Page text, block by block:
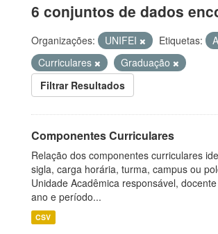
6 conjuntos de dados
Organizações: UNIFEI Etiquetas:
Curriculares
Graduação
Filtrar Resultados
Componentes Curriculares
Relação dos componentes curriculares
sigla, carga horária, turma, campus ou
Unidade Acadêmica responsável,
ano e período...
CSV